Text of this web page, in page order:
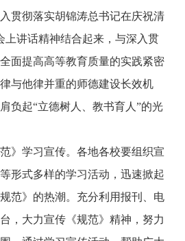
贯彻落实胡锦涛总书记在庆祝清
上讲话精神结合起来，与深入贯
面提高高等教育质量的实践紧密
与他律并重的师德建设长效机
负起“立德树人、教书育人”的光
学习宣传。各地各校要组织宣
形式多样的学习活动，迅速掀起
范》的热潮。充分利用报刊、电
，大力宣传《规范》精神，努力